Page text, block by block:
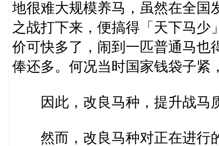
地很难大规模养马，虽然在全国
之战打下来，便搞得「天下马少
价可快多了，闹到一匹普通马也
俸还多。何况当时国家钱袋子紧
因此，改良马种，提升战马
然而，改良马种对正在进行